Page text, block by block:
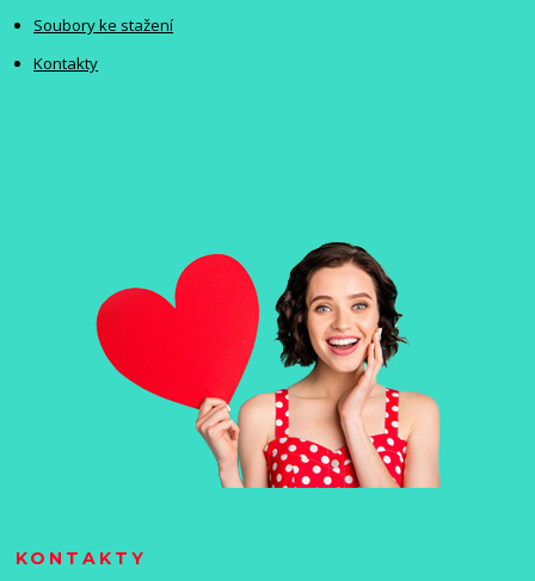
Soubory ke stažení
Kontakty
KONTAKTY